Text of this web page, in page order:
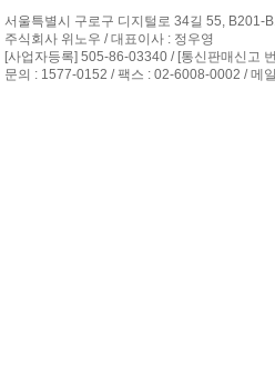
서울특별시 구로구 디지털로 34길 55, B201-
주식회사 위노우 / 대표이사 : 정우영
[사업자등록] 505-86-03340 / [통신판매신고
문의 : 1577-0152 / 팩스 : 02-6008-0002 / 메